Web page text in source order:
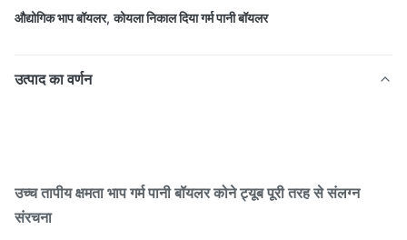
औद्योगिक भाप बॉयलर,कोयला निकाल दिया गर्म पानी बॉयलर
उत्पाद का वर्णन
उच्च तापीय क्षमता भाप गर्म पानी बॉयलर कोने ट्यूब पूरी तरह से संलग्न
संरचना